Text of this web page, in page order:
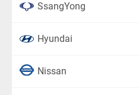
SsangYong
Hyundai
Nissan